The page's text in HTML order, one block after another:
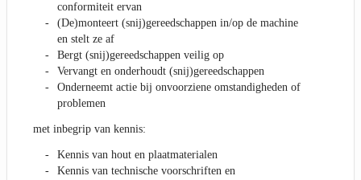
conformiteit ervan
(De)monteert (snij)gereedschappen in/op de machine
en stelt ze af
Bergt (snij)gereedschappen veilig op
Vervangt en onderhoudt (snij)gereedschappen
Onderneemt actie bij onvoorziene omstandigheden of
problemen
met inbegrip van kennis:
Kennis van hout en plaatmaterialen
Kennis van technische voorschriften en